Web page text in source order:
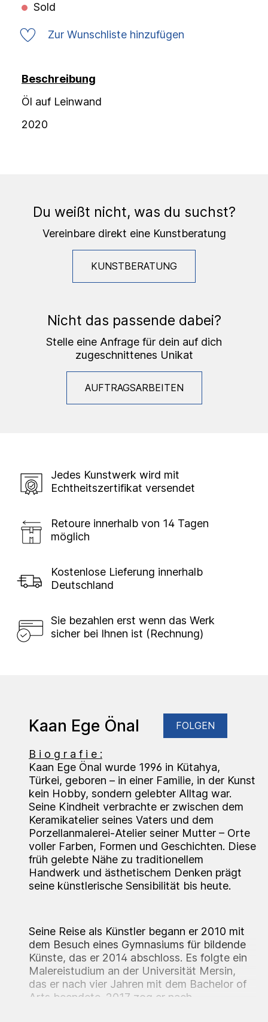
Sold
Zur Wunschliste hinzufügen
Beschreibung
Öl auf Leinwand
2020
Du weißt nicht, was du suchst?
Vereinbare direkt eine Kunstberatung
KUNSTBERATUNG
Nicht das passende dabei?
Stelle eine Anfrage für dein auf dich
zugeschnittenes Unikat
AUFTRAGSARBEITEN
Jedes Kunstwerk wird mit
Echtheitszertifikat versendet
Retoure innerhalb von 14 Tagen
möglich
Kostenlose Lieferung innerhalb
Deutschland
Sie bezahlen erst wenn das Werk
sicher bei Ihnen ist (Rechnung)
Kaan Ege Önal FOLGEN
B i o g r a f i e :
Kaan Ege Önal wurde 1996 in Kütahya,
Türkei, geboren – in einer Familie, in der Kunst
kein Hobby, sondern gelebter Alltag war.
Seine Kindheit verbrachte er zwischen dem
Keramikatelier seines Vaters und dem
Porzellanmalerei-Atelier seiner Mutter – Orte
voller Farben, Formen und Geschichten. Diese
früh gelebte Nähe zu traditionellem
Handwerk und ästhetischem Denken prägt
seine künstlerische Sensibilität bis heute.
Seine Reise als Künstler begann er 2010 mit
dem Besuch eines Gymnasiums für bildende
Künste, das er 2014 abschloss. Es folgte ein
Malereistudium an der Universität Mersin,
das er nach vier Jahren mit dem Bachelor of
Arts beendete. 2017 zog er nach